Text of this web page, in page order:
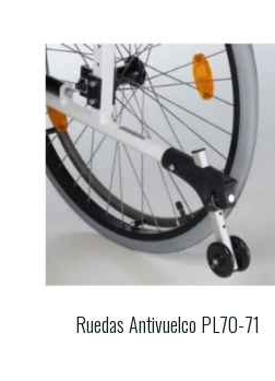
Ruedas Antivuelco PL70-71